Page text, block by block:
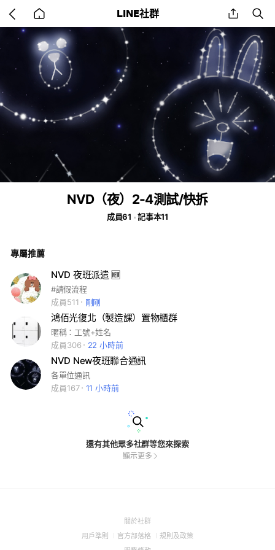
back
to
home
LINE社群 share
NVD（夜）2-4測試/快拆
成員61 記事本11
專屬推薦
NVD 夜班派遣 🆕
#請假流程
成員511
剛剛
鴻佰光復北（製造課）置物櫃群
暱稱：工號+姓名
成員306
22 小時前
NVD New夜班聯合通訊
各單位通訊
成員167
11 小時前
還有其他眾多社群等您來探索
顯示更多
關於社群(Open
用戶準則
(Open
官方部落格
(Open
規則及政策(Open